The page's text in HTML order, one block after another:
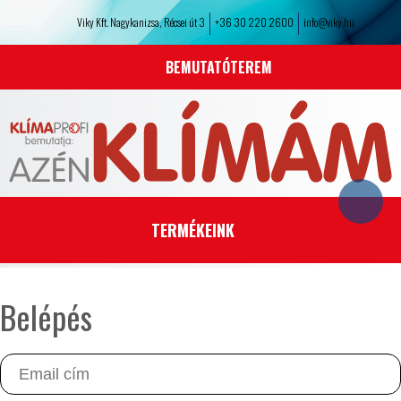
Viky Kft. Nagykanizsa, Récsei út 3 +36 30 220 2600 info@viky.hu
BEMUTATÓTEREM
TERMÉKEINK
Belépés